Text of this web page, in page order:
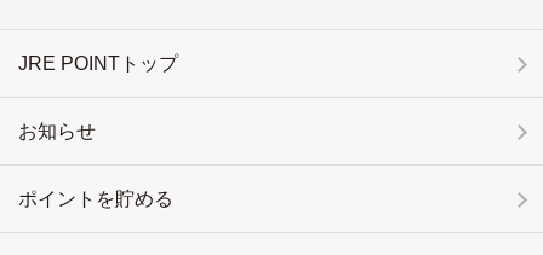
JRE POINTトップ
お知らせ
ポイントを貯める